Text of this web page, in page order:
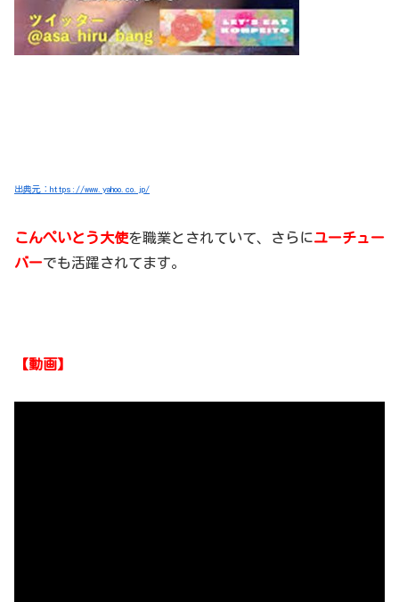
出典元：https://www.yahoo.co.jp/
こんぺいとう大使を職業とされていて、さらにユーチュー
バーでも活躍されてます。
【動画】